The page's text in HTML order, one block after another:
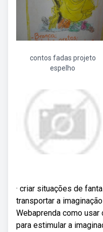
contos fadas projeto
espelho
· criar situações de
transportar a
Webaprenda como
para estimular a